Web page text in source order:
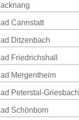
Cannstatt
Ditzenbach
Friedrichshall
Mergentheim
Peterstal-Griesbach
Schönborn